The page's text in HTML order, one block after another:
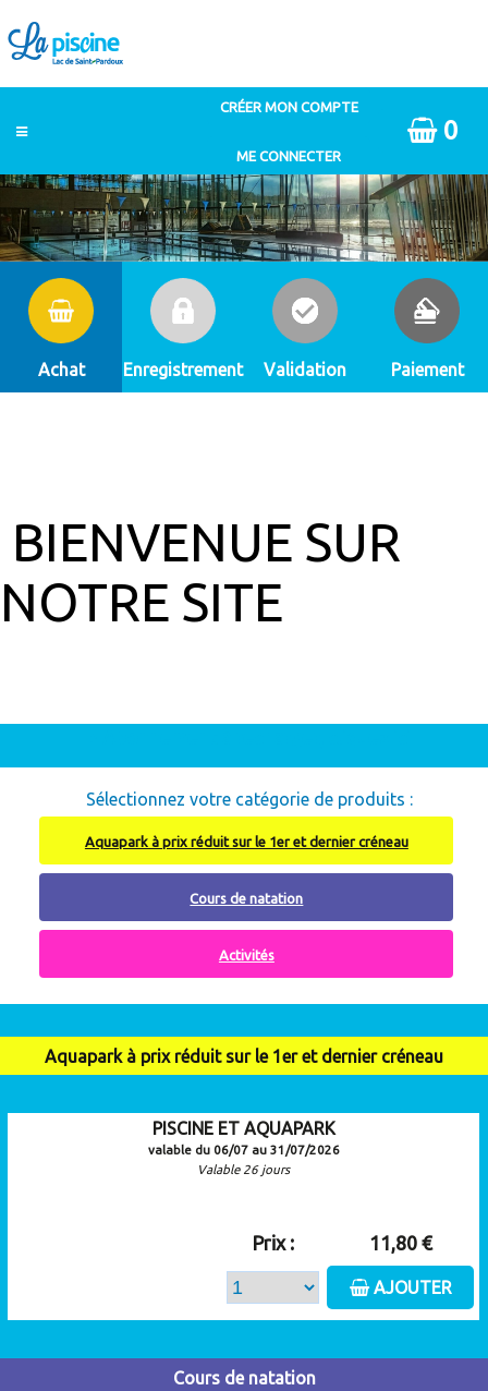
0
Achat Enregistrement Validation Paiement
BIENVENUE SUR
NOTRE SITE
Sélectionnez votre catégorie de produits :
Aquapark à prix réduit sur le 1er et dernier créneau
Cours de natation
Activités
Aquapark à prix réduit sur le 1er et dernier créneau
PISCINE ET AQUAPARK
valable du 06/07 au 31/07/2026
Valable 26 jours
Prix : 11,80 €
AJOUTER
Cours de natation